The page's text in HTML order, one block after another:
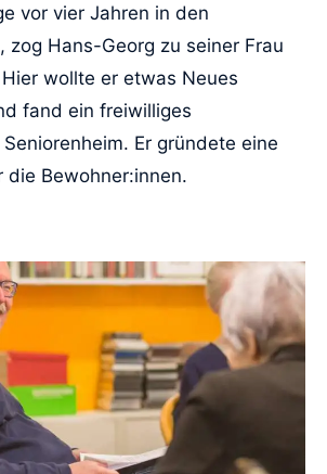
vor vier Jahren in den
zog Hans-Georg zu seiner Frau
wollte er etwas Neues
fand ein freiwilliges
Er gründete eine
die Bewohner:innen.